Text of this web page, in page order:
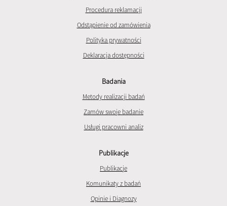
Procedura reklamacji
Odstąpienie od zamówienia
Polityka prywatności
Deklaracja dostępności
Badania
Metody realizacji badań
Zamów swoje badanie
Usługi pracowni analiz
Publikacje
Publikacje
Komunikaty z badań
Opinie i Diagnozy